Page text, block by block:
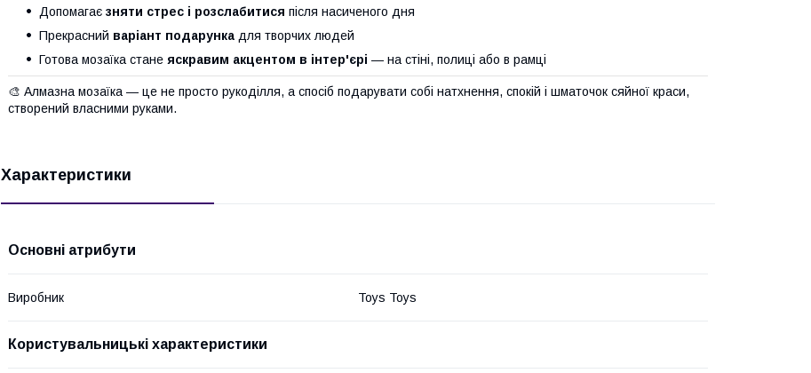
Допомагає зняти стрес і розслабитися після насиченого дня
Прекрасний варіант подарунка для творчих людей
Готова мозаїка стане яскравим акцентом в інтер'єрі — на стіні, полиці або в рамці
🎨 Алмазна мозаїка — це не просто рукоділля, а спосіб подарувати собі натхнення, спокій і шматочок сяйної краси,
створений власними руками.
Характеристики
Основні атрибути
Виробник Toys Toys
Користувальницькі характеристики